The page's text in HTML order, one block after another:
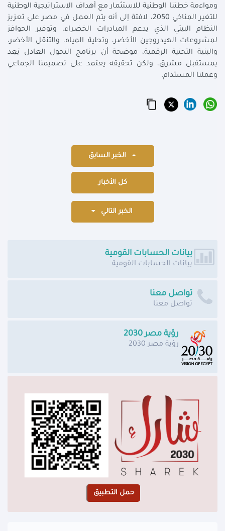
ومواءمة خطتنا الوطنية للاستثمار مع أهداف الاستراتيجية الوطنية
للتغير المناخي 2050، لافتة إلى أنه يتم العمل في مصر على تعزيز
النظام البيئي الذي يدعم المبادرات الخضراء، وتوفير الحوافز
لمشروعات الهيدروجين الأخضر، وتحلية المياه، والتنقل الأخضر،
والبنية التحتية الرقمية، موضحة أن برنامج التحول العادل يَعِد
بمستقبل مشرق، ولكن تحقيقه يعتمد على تصميمنا الجماعي
وعملنا المستدام.
الخبر السابق
كل الأخبار
الخبر التالي
بيانات الحسابات القومية
بيانات الحسابات القومية
تواصل معنا
تواصل معنا
رؤية مصر 2030
رؤية مصر 2030